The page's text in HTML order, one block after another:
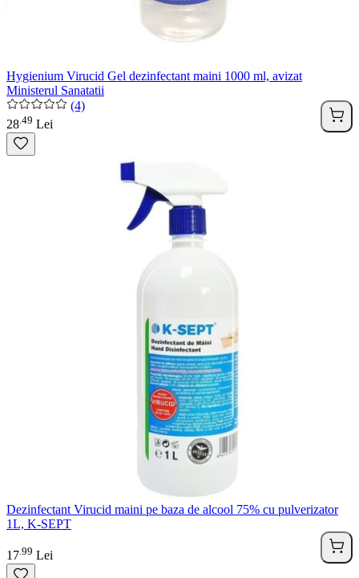
Hygienium Virucid Gel dezinfectant maini 1000 ml, avizat
Ministerul Sanatatii
(4)
28 49 Lei
Dezinfectant Virucid maini pe baza de alcool 75% cu pulverizator
1L, K-SEPT
17 99 Lei